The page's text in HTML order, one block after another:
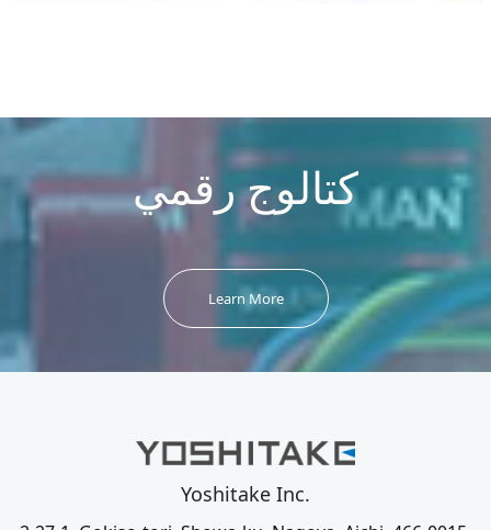
كتالوج رقمي
Learn More
Yoshitake Inc.